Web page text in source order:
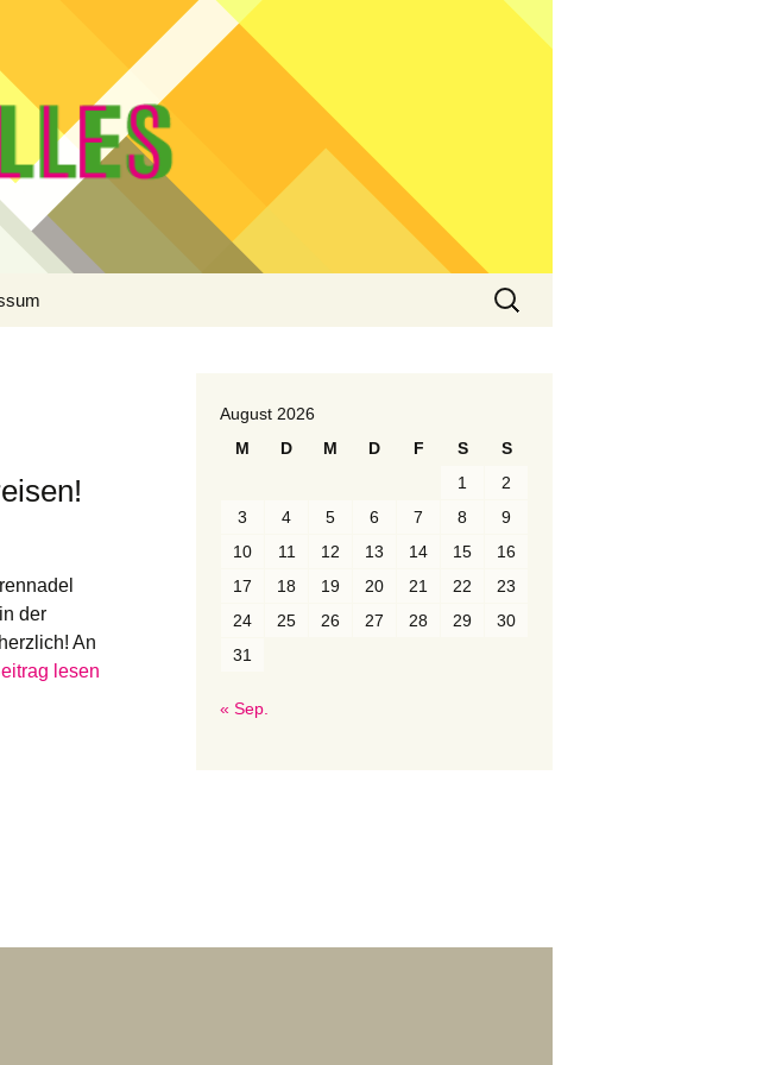
Suchen
nach:
der
An
lesen
August 2026
M
D M D F S
S
1
2
3
4 5 6 7 8
9
10
11 12 13 14 15
16
17
18 19 20 21 22
23
24
25 26 27 28 29
30
31
« Sep.